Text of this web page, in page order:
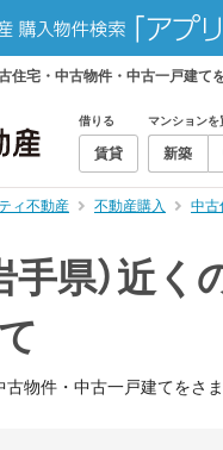
古住宅・中古物件・中古一戸建
借りる
賃貸
マンションを
新築
ィ不動産 不動産購入 中古
手県）近
古物件・中古一戸建てをさ